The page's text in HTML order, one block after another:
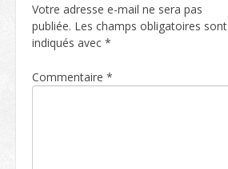
Votre adresse e-mail ne sera pas
publiée. Les champs obligatoires sont
indiqués avec *
Commentaire *